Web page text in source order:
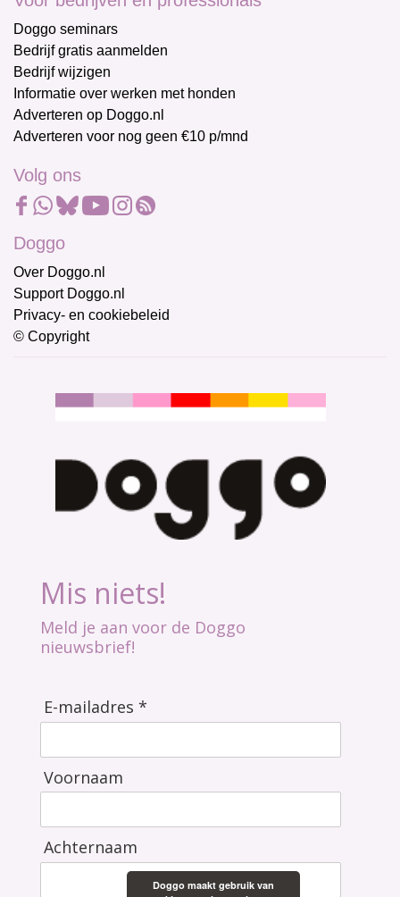
Doggo seminars
Bedrijf gratis aanmelden
Bedrijf wijzigen
Informatie over werken met honden
Adverteren op Doggo.nl
Adverteren voor nog geen €10 p/mnd
Volg ons
Doggo
Over Doggo.nl
Support Doggo.nl
Privacy- en cookiebeleid
© Copyright
Mis niets!
Meld je aan voor de Doggo
nieuwsbrief!
E-mailadres *
Voornaam
Achternaam
Doggo maakt gebruik van